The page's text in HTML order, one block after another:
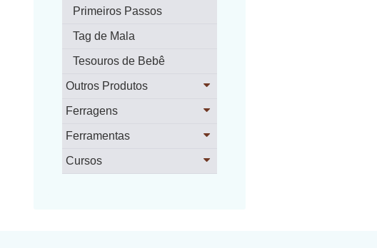
Primeiros Passos
Tag de Mala
Tesouros de Bebê
Outros Produtos
Ferragens
Ferramentas
Cursos